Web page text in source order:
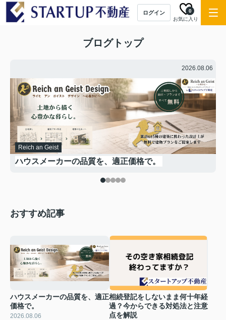
ログイン
お気に入り
0
ブログトップ
2026.08.06
Reich an Geist
ハウスメーカーの品質を、適正価格で。
おすすめ記事
ハウスメーカーの品質を、適正
価格で。
2026.08.06
相続登記をしないまま何十年経
過？今からできる対処法と注意
点を解説